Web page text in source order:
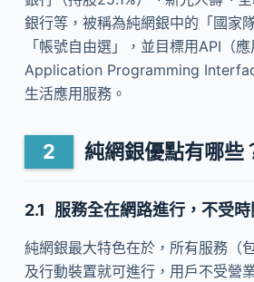
銀行等，被稱為純網銀中的「國家
「帳號自由選」，並目標用API（應
Application Programming
生活應用服務。
純網銀優點有哪些
服務全在網路進行，不受時
純網銀最大特色在於，所有服務（
及行動裝置就可進行，用戶不受營